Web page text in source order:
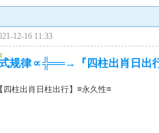
12-16 11:33
规律∝╬══→『四柱出肖日出
柱出肖日柱出行】≡永久性≡